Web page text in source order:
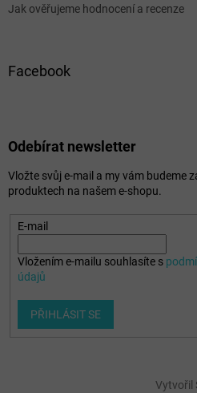
Jak ověřujeme hodnocení a recenze
Facebook
Odebírat newsletter
Vložte svůj e-mail a my vám budeme
produktech na našem e-shopu.
E-mail
Vložením e-mailu souhlasíte s
údajů
PŘIHLÁSIT SE
Vytvořil